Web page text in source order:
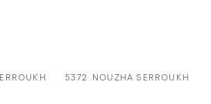
5372 NOUZHA SERROUKH